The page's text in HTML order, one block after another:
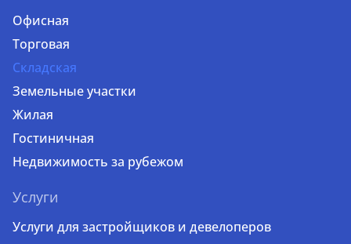
Офисная
Торговая
Складская
Земельные участки
Жилая
Гостиничная
Недвижимость за рубежом
Услуги
Услуги для застройщиков и девелоперов